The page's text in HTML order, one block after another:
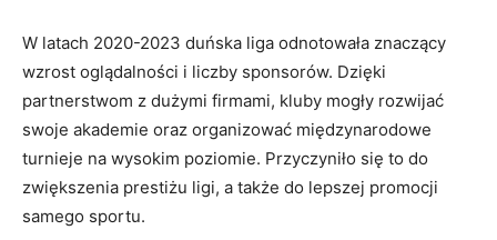
W⁣ latach⁣ 2020-2023 duńska liga odnotowała znaczący
wzrost oglądalności i liczby sponsorów. Dzięki
partnerstwom‌ z dużymi firmami, kluby mogły⁢ rozwijać
swoje akademie oraz organizować międzynarodowe
turnieje na wysokim poziomie. Przyczyniło się​ to do
zwiększenia ⁢prestiżu ligi, a także do lepszej ​promocji
samego ‌sportu.